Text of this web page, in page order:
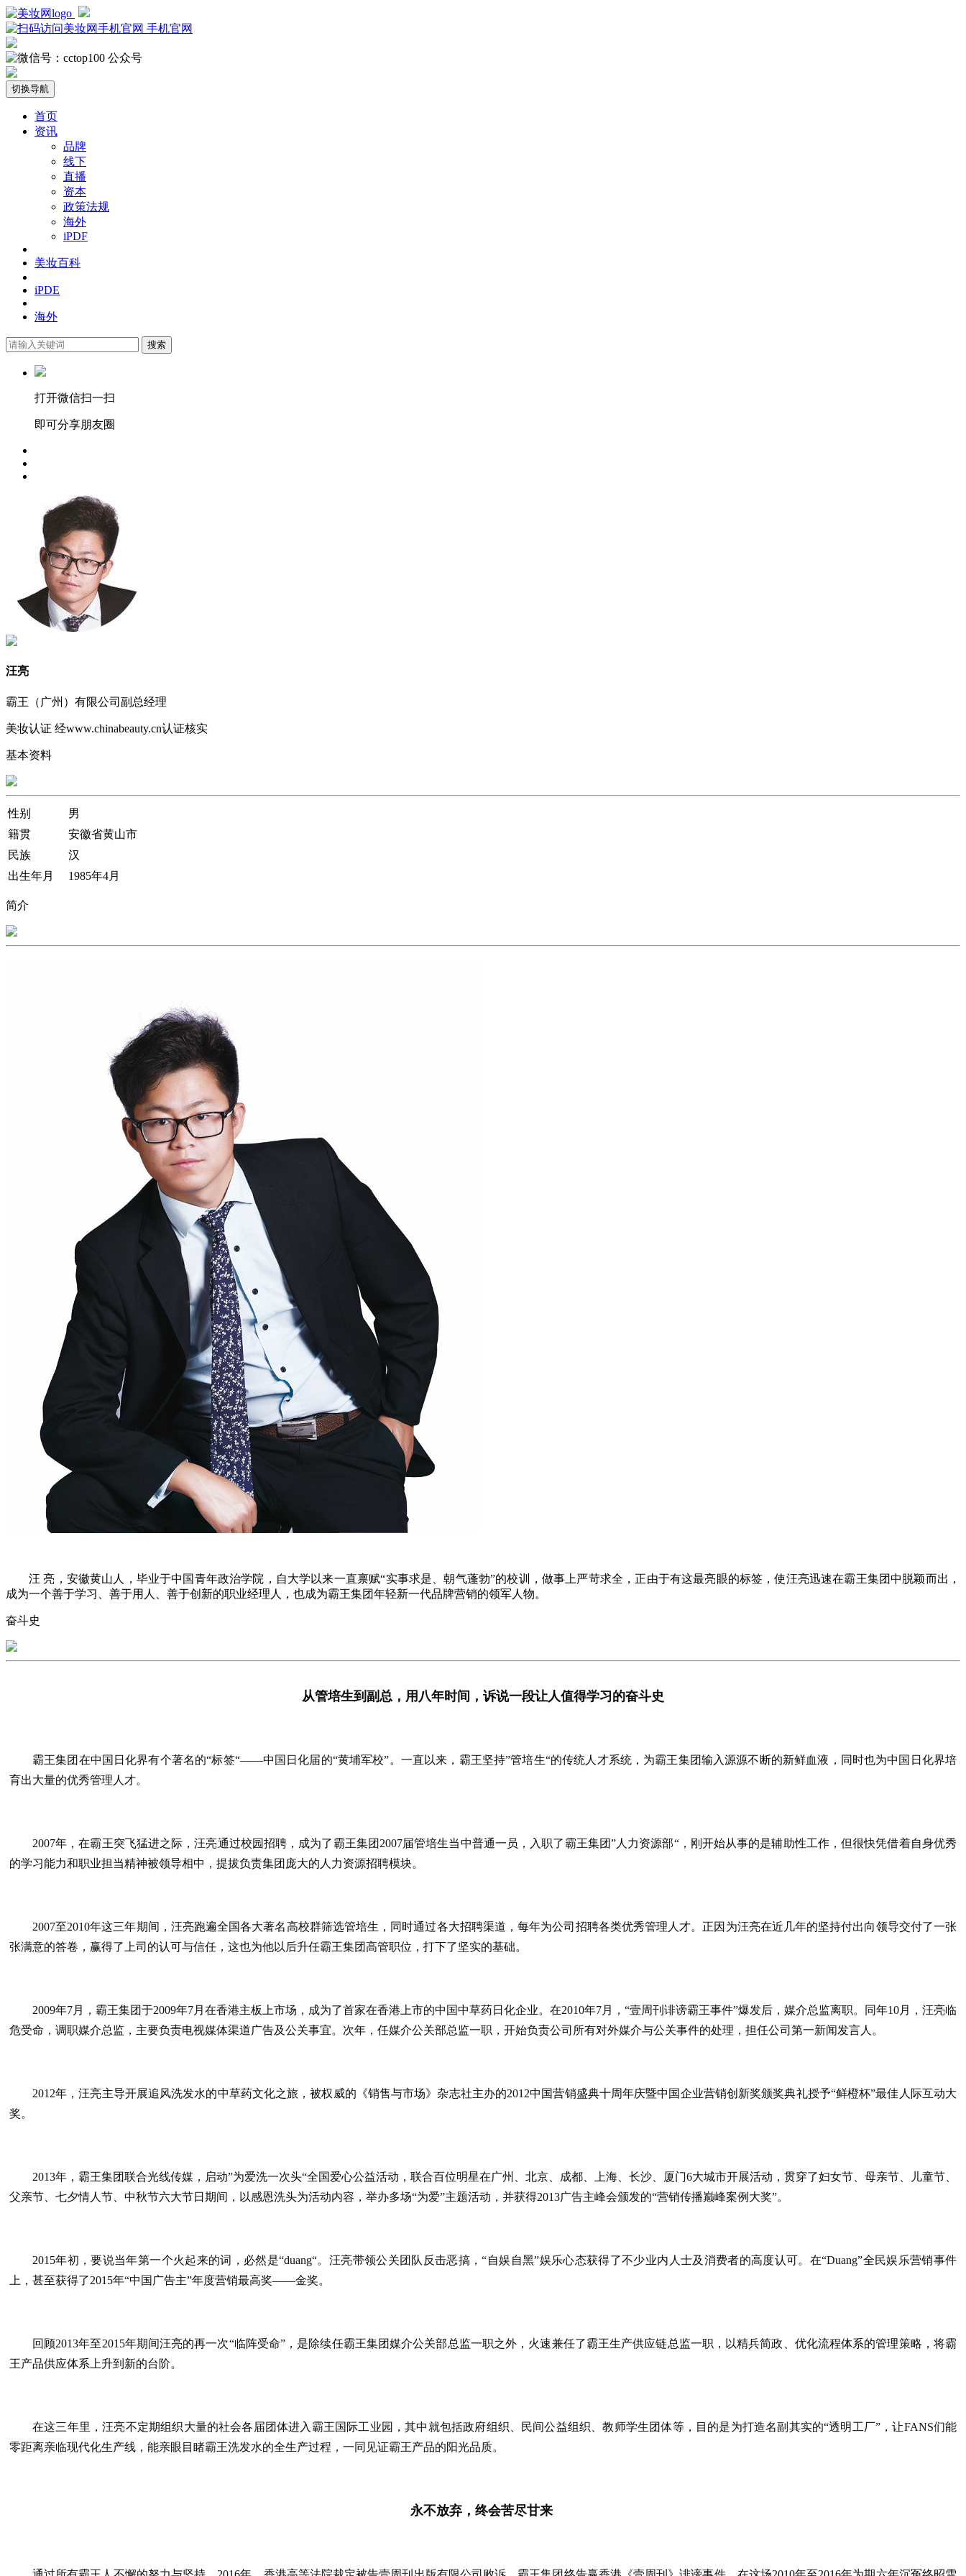
手机官网
公众号
切换导航
首页
资讯
品牌
线下
直播
资本
政策法规
海外
iPDF
美妆百科
iPDE
海外
搜索
打开微信扫一扫
即可分享朋友圈
汪亮
霸王（广州）有限公司副总经理
美妆认证 经www.chinabeauty.cn认证核实
基本资料
性别
男
籍贯
安徽省黄山市
民族
汉
出生年月
1985年4月
简介
汪 亮，安徽黄山人，毕业于中国青年政治学院，自大学以来一直禀赋“实事求是、朝气蓬勃”的校训，做事上严苛求全，正由于有这最亮眼的标签，使汪亮迅速在霸王集团中脱颖而出，
成为一个善于学习、善于用人、善于创新的职业经理人，也成为霸王集团年轻新一代品牌营销的领军人物。
奋斗史
从管培生到副总，用八年时间，诉说一段让人值得学习的奋斗史
霸王集团在中国日化界有个著名的“标签“——中国日化届的“黄埔军校”。一直以来，霸王坚持”管培生“的传统人才系统，为霸王集团输入源源不断的新鲜血液，同时也为中国日化界培
育出大量的优秀管理人才。
2007年，在霸王突飞猛进之际，汪亮通过校园招聘，成为了霸王集团2007届管培生当中普通一员，入职了霸王集团”人力资源部“，刚开始从事的是辅助性工作，但很快凭借着自身优秀
的学习能力和职业担当精神被领导相中，提拔负责集团庞大的人力资源招聘模块。
2007至2010年这三年期间，汪亮跑遍全国各大著名高校群筛选管培生，同时通过各大招聘渠道，每年为公司招聘各类优秀管理人才。正因为汪亮在近几年的坚持付出向领导交付了一张
张满意的答卷，赢得了上司的认可与信任，这也为他以后升任霸王集团高管职位，打下了坚实的基础。
2009年7月，霸王集团于2009年7月在香港主板上市场，成为了首家在香港上市的中国中草药日化企业。在2010年7月，“壹周刊诽谤霸王事件”爆发后，媒介总监离职。同年10月，汪亮临
危受命，调职媒介总监，主要负责电视媒体渠道广告及公关事宜。次年，任媒介公关部总监一职，开始负责公司所有对外媒介与公关事件的处理，担任公司第一新闻发言人。
2012年，汪亮主导开展追风洗发水的中草药文化之旅，被权威的《销售与市场》杂志社主办的2012中国营销盛典十周年庆暨中国企业营销创新奖颁奖典礼授予“鲜橙杯”最佳人际互动大
奖。
2013年，霸王集团联合光线传媒，启动”为爱洗一次头“全国爱心公益活动，联合百位明星在广州、北京、成都、上海、长沙、厦门6大城市开展活动，贯穿了妇女节、母亲节、儿童节、
父亲节、七夕情人节、中秋节六大节日期间，以感恩洗头为活动内容，举办多场“为爱”主题活动，并获得2013广告主峰会颁发的“营销传播巅峰案例大奖”。
2015年初，要说当年第一个火起来的词，必然是“duang“。汪亮带领公关团队反击恶搞，“自娱自黑”娱乐心态获得了不少业内人士及消费者的高度认可。在“Duang”全民娱乐营销事件
上，甚至获得了2015年“中国广告主”年度营销最高奖——金奖。
回顾2013年至2015年期间汪亮的再一次“临阵受命”，是除续任霸王集团媒介公关部总监一职之外，火速兼任了霸王生产供应链总监一职，以精兵简政、优化流程体系的管理策略，将霸
王产品供应体系上升到新的台阶。
在这三年里，汪亮不定期组织大量的社会各届团体进入霸王国际工业园，其中就包括政府组织、民间公益组织、教师学生团体等，目的是为打造名副其实的“透明工厂”，让FANS们能
零距离亲临现代化生产线，能亲眼目睹霸王洗发水的全生产过程，一同见证霸王产品的阳光品质。
永不放弃，终会苦尽甘来